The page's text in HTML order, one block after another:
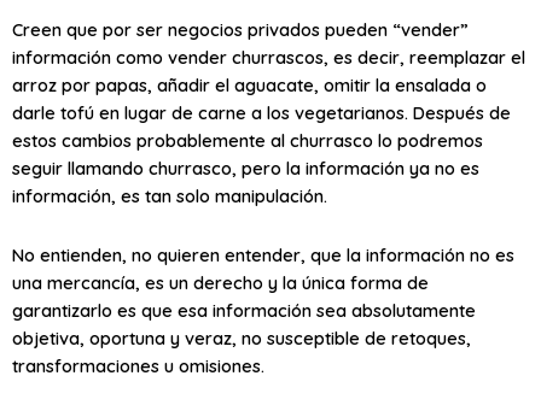
Creen que por ser negocios privados pueden “vender”
información como vender churrascos, es decir, reemplazar el
arroz por papas, añadir el aguacate, omitir la ensalada o
darle tofú en lugar de carne a los vegetarianos. Después de
estos cambios probablemente al churrasco lo podremos
seguir llamando churrasco, pero la información ya no es
información, es tan solo manipulación.
No entienden, no quieren entender, que la información no es
una mercancía, es un derecho y la única forma de
garantizarlo es que esa información sea absolutamente
objetiva, oportuna y veraz, no susceptible de retoques,
transformaciones u omisiones.